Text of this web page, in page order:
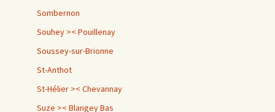
Sombernon
Souhey >< Pouillenay
Soussey-sur-Brionne
St-Anthot
St-Hélier >< Chevannay
Suze >< Blangey Bas